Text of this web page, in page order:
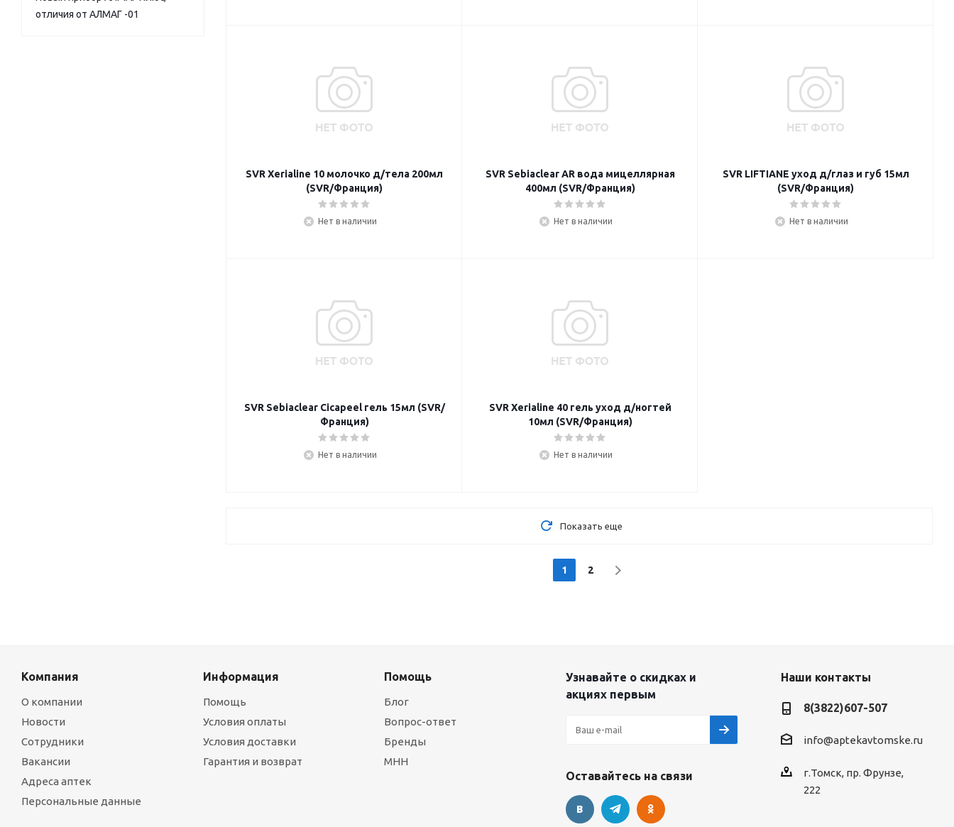
SVR Xerialine 10 молочко д/тела 200мл
(SVR/Франция)
Нет в наличии
SVR Sebiaclear AR вода мицеллярная
400мл (SVR/Франция)
Нет в наличии
SVR LIFTIANE уход д/глаз и губ 15мл
(SVR/Франция)
Нет в наличии
SVR Sebiaclear Cicapeel гель 15мл (SVR/
Франция)
Нет в наличии
SVR Xerialine 40 гель уход д/ногтей
10мл (SVR/Франция)
Нет в наличии
Показать еще
1 2
отличия от АЛМАГ -01
Компания
О компании
Новости
Сотрудники
Вакансии
Адреса аптек
Персональные данные
Информация
Помощь
Условия оплаты
Условия доставки
Гарантия и возврат
Помощь
Блог
Вопрос-ответ
Бренды
МНН
Узнавайте о скидках и
акциях первым
Оставайтесь на связи
Наши контакты
8(3822)607-507
info@aptekavtomske.ru
г.Томск, пр. Фрунзе,
222